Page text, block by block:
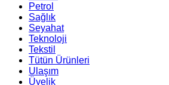
Petrol
Sağlık
Seyahat
Teknoloji
Tekstil
Tütün Ürünleri
Ulaşım
Üyelik